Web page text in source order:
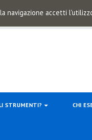
navigazione accetti
STRUMENTI? CHI